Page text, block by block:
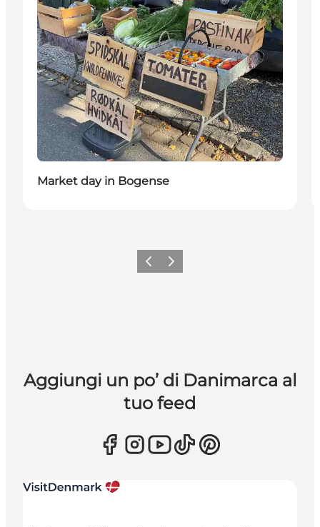
Market day in Bogense
Precedente
Avanti
Aggiungi un po’ di Danimarca al
tuo feed